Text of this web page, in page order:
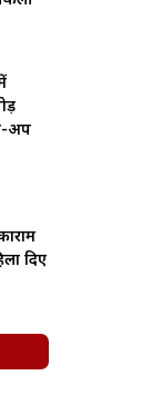
अप
दिए